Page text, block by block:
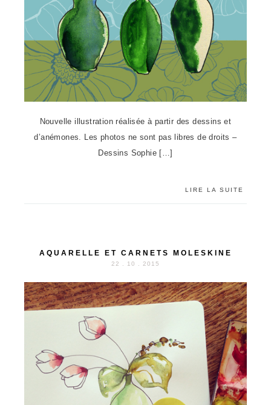
Nouvelle illustration réalisée à partir des dessins et
d’anémones. Les photos ne sont pas libres de droits –
Dessins Sophie […]
LIRE LA SUITE
AQUARELLE ET CARNETS MOLESKINE
22 . 10 . 2015